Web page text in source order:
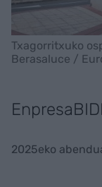
Txagorritxuko
Berasaluce /
2025eko